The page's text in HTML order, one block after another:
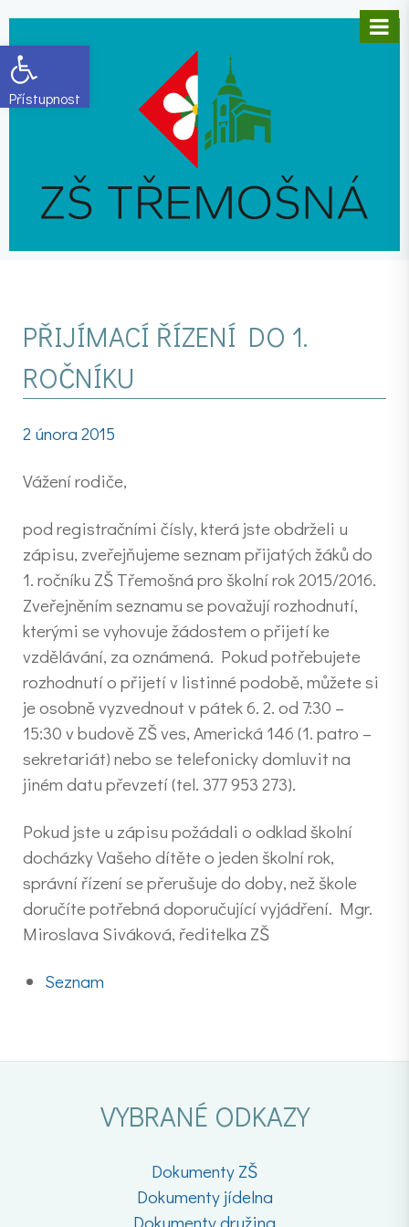
Open toolbar
PŘIJÍMACÍ ŘÍZENÍ DO 1.
ROČNÍKU
2 února 2015
Vážení rodiče,
pod registračními čísly, která jste obdrželi u
zápisu, zveřejňujeme seznam přijatých žáků do
1. ročníku ZŠ Třemošná pro školní rok 2015/2016.
Zveřejněním seznamu se považují rozhodnutí,
kterými se vyhovuje žádostem o přijetí ke
vzdělávání, za oznámená. Pokud potřebujete
rozhodnutí o přijetí v listinné podobě, můžete si
je osobně vyzvednout v pátek 6. 2. od 7:30 –
15:30 v budově ZŠ ves, Americká 146 (1. patro –
sekretariát) nebo se telefonicky domluvit na
jiném datu převzetí (tel. 377 953 273).
Pokud jste u zápisu požádali o odklad školní
docházky Vašeho dítěte o jeden školní rok,
správní řízení se přerušuje do doby, než škole
doručíte potřebná doporučující vyjádření. Mgr.
Miroslava Siváková, ředitelka ZŠ
Seznam
VYBRANÉ ODKAZY
Dokumenty ZŠ
Dokumenty jídelna
Dokumenty družina